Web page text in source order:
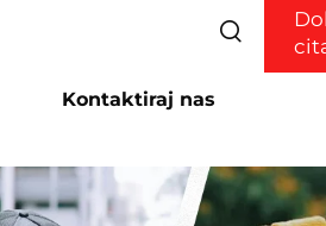
Kontaktiraj nas